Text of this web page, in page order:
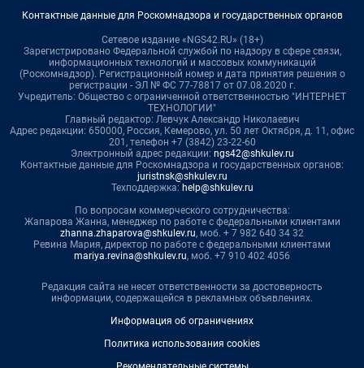
Контактные данные для Роскомнадзора и государственных органов
Сетевое издание «NGS42.RU» (18+)
Зарегистрировано Федеральной службой по надзору в сфере связи,
информационных технологий и массовых коммуникаций
(Роскомнадзор). Регистрационный номер и дата принятия решения о
регистрации - ЭЛ № ФС 77-78817 от 07.08.2020 г.
Учредитель: Общество с ограниченной ответственностью "ИНТЕРНЕТ
ТЕХНОЛОГИИ"
Главный редактор: Левчук Александр Николаевич
Адрес редакции: 650000, Россия, Кемерово, ул. 50 лет Октября, д. 11, офис
201, телефон +7 (3842) 23-22-60
Электронный адрес редакции: ngs42@shkulev.ru
Контактные данные для Роскомнадзора и государственных органов:
juristnsk@shkulev.ru
Техподдержка: help@shkulev.ru
По вопросам коммерческого сотрудничества:
Жапарова Жанна, менеджер по работе с федеральными клиентами
zhanna.zhaparova@shkulev.ru, моб. + 7 982 640 34 32
Ревина Мария, директор по работе с федеральными клиентами
mariya.revina@shkulev.ru, моб. +7 910 402 4056
Редакция сайта не несет ответственности за достоверность
информации, содержащейся в рекламных объявлениях.
Информация об ограничениях
Политика использования cookies